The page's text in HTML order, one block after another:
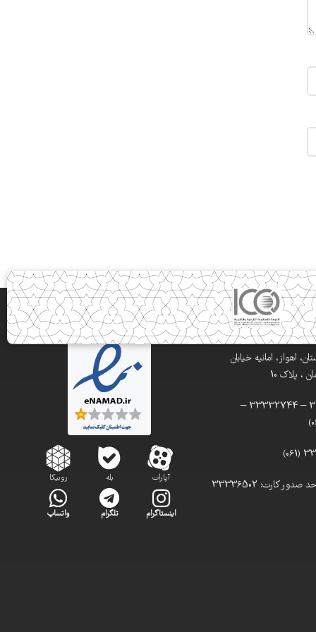
اهواز، امانیه خیابان
، پلاک 10
تلفن: 33332900 – 33332744 –
تلفن مستقیم واحد صدور کارت: 33336502
آپارات بله روبیکا
اینستاگرام تلگرام واتساپ